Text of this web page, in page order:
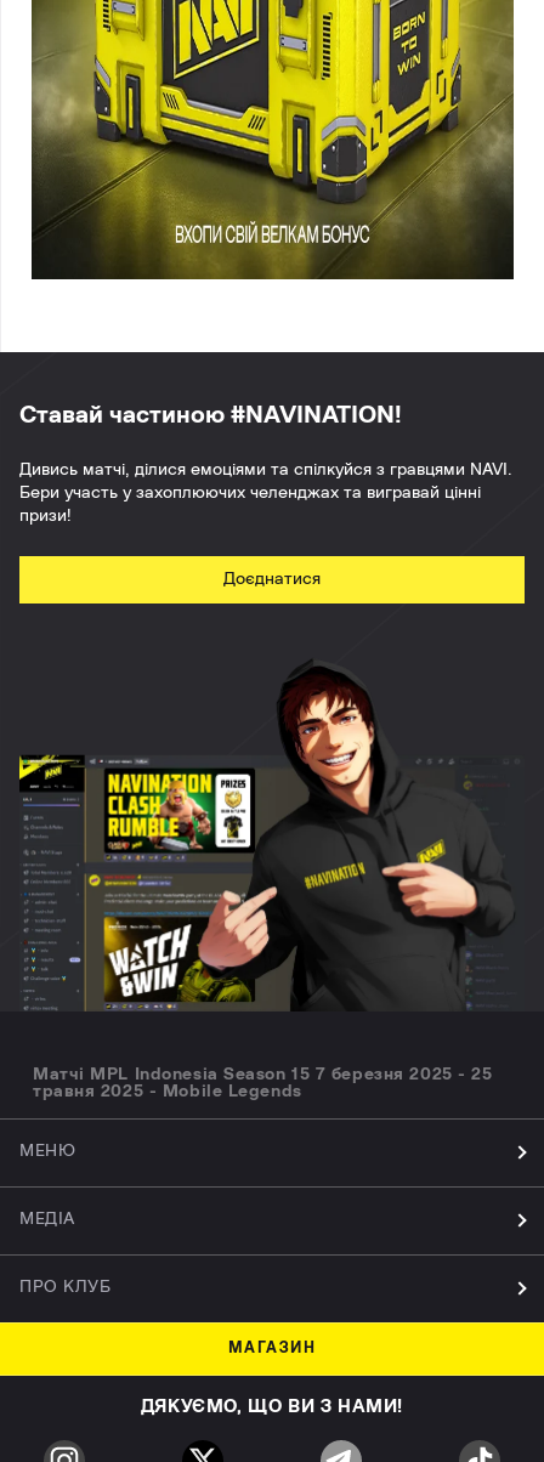
Ставай частиною #NAVINATION!
Дивись матчі, ділися емоціями та спілкуйся з гравцями NAVI.
Бери участь у захоплюючих челенджах та вигравай цінні
призи!
Доєднатися
Матчі MPL Indonesia Season 15 7 березня 2025 - 25
травня 2025 - Mobile Legends
МЕНЮ
МЕДІА
ПРО КЛУБ
МАГАЗИН
ДЯКУЄМО, ЩО ВИ З НАМИ!